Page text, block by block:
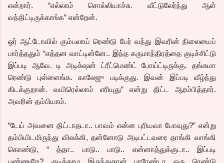
என்றார். “எல்லாம் சொல்லியாச்சு. வீட்டுலேர்ந்து ஆள்
வந்திட்டிருக்காங்க” என்றேன்.
ஒர் ஆட்டோவில் கும்பலாய் ரெண்டு பேர் வந்து இவரின் நிலையைப்
பார்த்ததும் “எத்தன வாட்டின்னே.. இந்த கருமாந்திரத்தை குடிச்சிட்டு
இப்படி ஆவே. டி அடிக்‌ஷன் ட்ரீட்மெண்ட் போய்ட்டிருக்கு. தங்கமா
ரெண்டு புள்ளைங்க. காலேஜு படிக்குது. இவன் இப்படி வீழ்ந்து
கிடக்குறான். வயிரெல்லாம் எரியுது” என்று திட்ட ஆரம்பித்தார்.
அவரின் தம்பியாம்.
“டேய் அவனை திட்டாதடா.. பாவம் என்ன புரியவா போவுது?” என்று
தம்பியிடமிருந்து விலக்கி, தன்னோடு அடிபட்டவரை தாங்கி வாங்கி
கொண்டு, “ த்தா.. பாடு.. பாடு.. என்னாத்துக்குடா.. இப்படி
பண்ணுறே? குடிக்காம இருந்துதான் பாரேண்டா ஒரு ரெண்டு